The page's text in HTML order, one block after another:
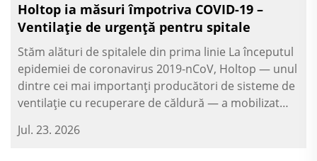
Holtop ia măsuri împotriva COVID-19 –
Ventilație de urgență pentru spitale
Stăm alături de spitalele din prima linie La începutul
epidemiei de coronavirus 2019-nCoV, Holtop — unul
dintre cei mai importanți producători de sisteme de
ventilație cu recuperare de căldură — a mobilizat
Bazându-se pe experiența sa în furnizarea de B...
Jul. 23. 2026